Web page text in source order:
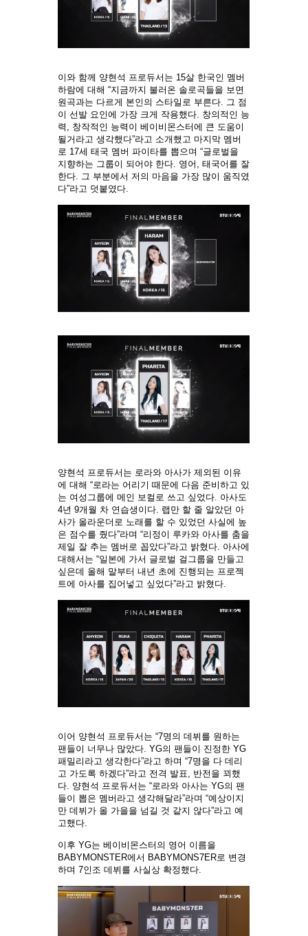
이와 함께 양현석 프로듀서는 15살 한국인 멤버
하람에 대해 “지금까지 불러온 솔로곡들을 보면
원곡과는 다르게 본인의 스타일로 부른다. 그 점
이 선발 요인에 가장 크게 작용했다. 창의적인 능
력, 창작적인 능력이 베이비몬스터에 큰 도움이
될거라고 생각했다”라고 소개했고 마지막 멤버
로 17세 태국 멤버 파이타를 뽑으며 “글로벌을
지향하는 그룹이 되어야 한다. 영어, 태국어를 잘
한다. 그 부분에서 저의 마음을 가장 많이 움직였
다”라고 덧붙였다.
양현석 프로듀서는 로라와 아사가 제외된 이유
에 대해 “로라는 어리기 때문에 다음 준비하고 있
는 여성그룹에 메인 보컬로 쓰고 싶었다. 아사도
4년 9개월 차 연습생이다. 랩만 할 줄 알았던 아
사가 올라운더로 노래를 할 수 있었던 사실에 높
은 점수를 줬다”라며 “리정이 루카와 아사를 춤을
제일 잘 추는 멤버로 꼽았다”라고 밝혔다. 아사에
대해서는 “일본에 가서 글로벌 걸그룹을 만들고
싶은데 올해 말부터 내년 초에 진행되는 프로젝
트에 아사를 집어넣고 싶었다”라고 밝혔다.
이어 양현석 프로듀서는 “7명의 데뷔를 원하는
팬들이 너무나 많았다. YG의 팬들이 진정한 YG
패밀리라고 생각한다”라고 하며 “7명을 다 데리
고 가도록 하겠다”라고 전격 발표, 반전을 꾀했
다. 양현석 프로듀서는 “로라와 아사는 YG의 팬
들이 뽑은 멤버라고 생각해달라”라며 “예상이지
만 데뷔가 올 가을을 넘길 것 같지 않다”라고 예
고했다.
이후 YG는 베이비몬스터의 영어 이름을
BABYMONSTER에서 BABYMONS7ER로 변경
하며 7인조 데뷔를 사실상 확정했다.